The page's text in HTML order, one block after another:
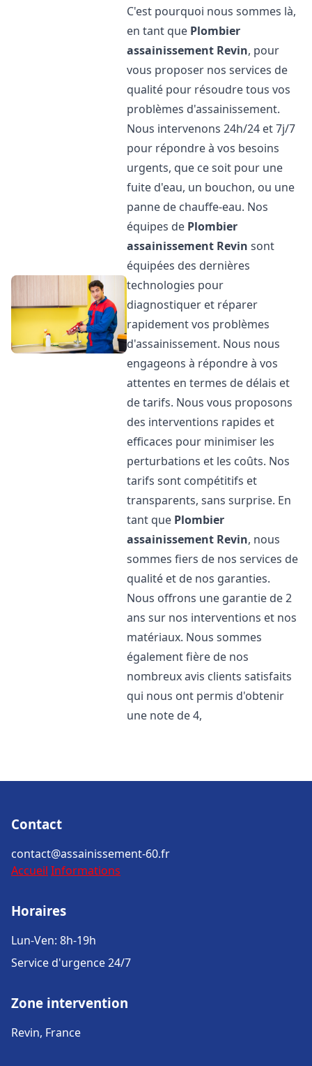
C'est pourquoi nous sommes là,
en tant que Plombier
assainissement Revin, pour
vous proposer nos services de
qualité pour résoudre tous vos
problèmes d'assainissement.
Nous intervenons 24h/24 et 7j/7
pour répondre à vos besoins
urgents, que ce soit pour une
fuite d'eau, un bouchon, ou une
panne de chauffe-eau. Nos
équipes de Plombier
assainissement Revin sont
équipées des dernières
technologies pour
diagnostiquer et réparer
rapidement vos problèmes
d'assainissement. Nous nous
engageons à répondre à vos
attentes en termes de délais et
de tarifs. Nous vous proposons
des interventions rapides et
efficaces pour minimiser les
perturbations et les coûts. Nos
tarifs sont compétitifs et
transparents, sans surprise. En
tant que Plombier
assainissement Revin, nous
sommes fiers de nos services de
qualité et de nos garanties.
Nous offrons une garantie de 2
ans sur nos interventions et nos
matériaux. Nous sommes
également fière de nos
nombreux avis clients satisfaits
qui nous ont permis d'obtenir
une note de 4,
Contact
contact@assainissement-60.fr
Accueil Informations
Horaires
Lun-Ven: 8h-19h
Service d'urgence 24/7
Zone intervention
Revin, France